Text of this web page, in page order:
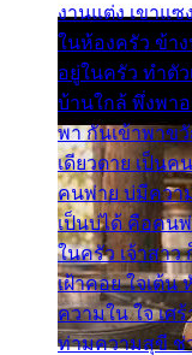
งานแต่ง เขาแ
ในห้องครัว ข้าง
อยู่ในครัว ทำตัว
บ้านใกล้ พึ่งพาอ
พา กันเข้าพาขวั
เดียวดาย เป็นค
คนพ่าย บ่มีความ
เป็นบ่ได้ คือคน
ในครัว เจ้าสาว
เฝ้าคอย ใจเต้น
ความใน ใจ เศ
ท่ามความสุขี ช่